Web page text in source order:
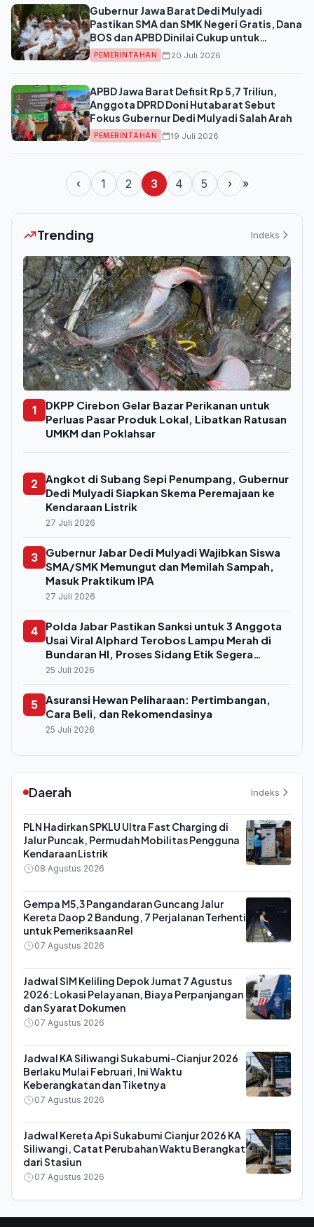
Gubernur Jawa Barat Dedi Mulyadi
Pastikan SMA dan SMK Negeri Gratis, Dana
BOS dan APBD Dinilai Cukup untuk
Operasional Sekolah
PEMERINTAHAN 20 Juli 2026
APBD Jawa Barat Defisit Rp 5,7 Triliun,
Anggota DPRD Doni Hutabarat Sebut
Fokus Gubernur Dedi Mulyadi Salah Arah
PEMERINTAHAN 19 Juli 2026
‹ 1 2 3 4 5 › »
Trending Indeks
1
DKPP Cirebon Gelar Bazar Perikanan untuk
Perluas Pasar Produk Lokal, Libatkan Ratusan
UMKM dan Poklahsar
2
Angkot di Subang Sepi Penumpang, Gubernur
Dedi Mulyadi Siapkan Skema Peremajaan ke
Kendaraan Listrik
27 Juli 2026
3
Gubernur Jabar Dedi Mulyadi Wajibkan Siswa
SMA/SMK Memungut dan Memilah Sampah,
Masuk Praktikum IPA
27 Juli 2026
4
Polda Jabar Pastikan Sanksi untuk 3 Anggota
Usai Viral Alphard Terobos Lampu Merah di
Bundaran HI, Proses Sidang Etik Segera
Digelar
25 Juli 2026
5 Asuransi Hewan Peliharaan: Pertimbangan,
Cara Beli, dan Rekomendasinya
25 Juli 2026
Daerah Indeks
PLN Hadirkan SPKLU Ultra Fast Charging di
Jalur Puncak, Permudah Mobilitas Pengguna
Kendaraan Listrik
08 Agustus 2026
Gempa M5,3 Pangandaran Guncang Jalur
Kereta Daop 2 Bandung, 7 Perjalanan Terhenti
untuk Pemeriksaan Rel
07 Agustus 2026
Jadwal SIM Keliling Depok Jumat 7 Agustus
2026: Lokasi Pelayanan, Biaya Perpanjangan
dan Syarat Dokumen
07 Agustus 2026
Jadwal KA Siliwangi Sukabumi-Cianjur 2026
Berlaku Mulai Februari, Ini Waktu
Keberangkatan dan Tiketnya
07 Agustus 2026
Jadwal Kereta Api Sukabumi Cianjur 2026 KA
Siliwangi, Catat Perubahan Waktu Berangkat
dari Stasiun
07 Agustus 2026